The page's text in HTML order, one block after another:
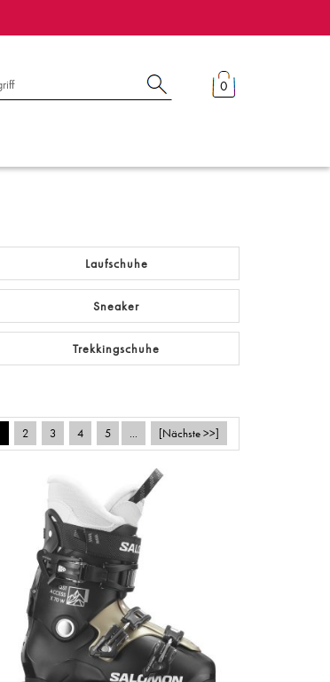
0
Laufschuhe
Sneaker
Trekkingschuhe
2 3 4 5 ... [Nächste >>]